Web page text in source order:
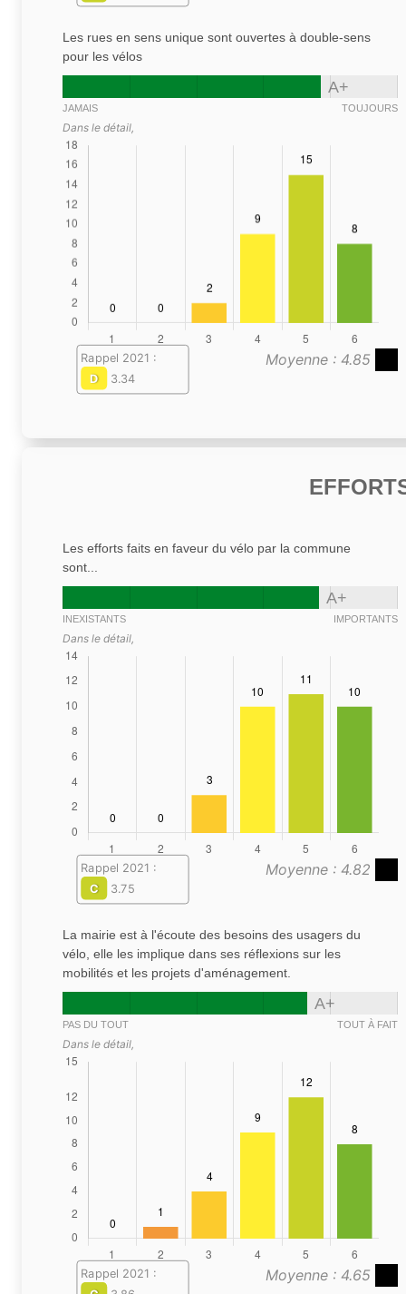
Les rues en sens unique sont ouvertes à double-sens
pour les vélos
A+
JAMAIS TOUJOURS
Dans le détail,
Moyenne : 4.85
Rappel 2021 :
D
3.34
Les efforts faits en faveur du vélo par la commune
sont...
A+
INEXISTANTS IMPORTANTS
Dans le détail,
Moyenne : 4.82
Rappel 2021 :
C
3.75
La mairie est à l'écoute des besoins des usagers du
vélo, elle les implique dans ses réflexions sur les
mobilités et les projets d'aménagement.
A+
PAS DU TOUT TOUT À FAIT
Dans le détail,
Moyenne : 4.65
Rappel 2021 :